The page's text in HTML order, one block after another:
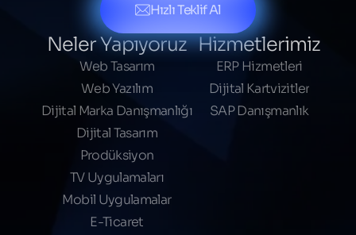
Hızlı Teklif Al
Neler Yapıyoruz
Web Tasarım
Web Yazılım
Dijital Marka Danışmanlığı
Dijital Tasarım
Prodüksiyon
TV Uygulamaları
Mobil Uygulamalar
E-Ticaret
Hizmetlerimiz
ERP Hizmetleri
Dijital Kartvizitler
SAP Danışmanlık